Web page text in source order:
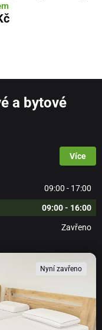
a bytové
Více
09:00 - 17:00
09:00 - 16:00
Zavřeno
Nyní zavřeno